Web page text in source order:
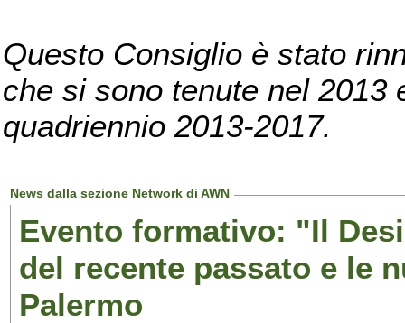
Questo Consiglio è stato
che si sono tenute nel 2013
quadriennio 2013-2017.
News dalla sezione Network di AWN
Evento formativo: "Il
del recente passato e le
Palermo